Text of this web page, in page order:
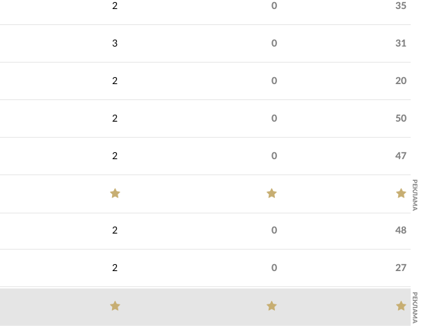
2 0 35
3 0 31
2 0 20
2 0 50
2 0 47
РЕКЛАМА
2 0 48
2 0 27
РЕКЛАМА